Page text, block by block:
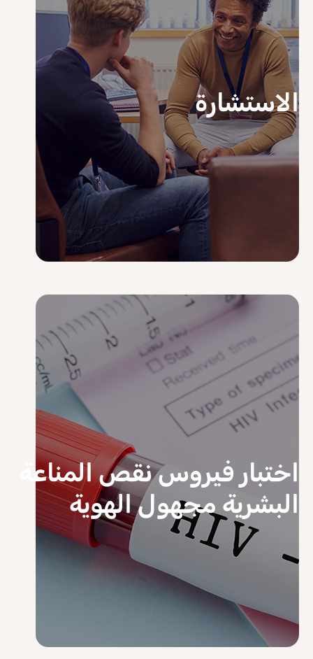
الاستشارة
اختبار فيروس نقص المناعة
البشرية مجهول الهوية